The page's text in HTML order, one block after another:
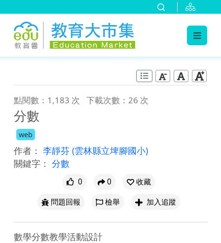
點閱數：1,183 次 下載次數：26 次
分數
web
作者： 李靜芬 (雲林縣立埤腳國小)
關鍵字： 分數
0 0
收藏
問題回報
檢舉 加入追蹤
數學分數教學活動設計